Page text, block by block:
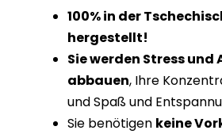
100% in der
hergestellt!
Sie werden Stress und
abbauen, Ihre
und Spaß und
Sie benötigen keine